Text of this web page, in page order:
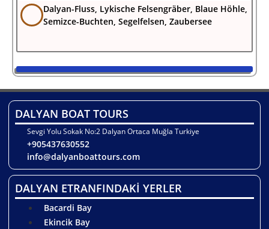
Dalyan-Fluss, Lykische Felsengräber, Blaue Höhle,
Semizce-Buchten, Segelfelsen, Zaubersee
DALYAN BOAT TOURS
Sevgi Yolu Sokak No:2 Dalyan Ortaca Muğla Turkiye
+905437630552
info@dalyanboattours.com
DALYAN ETRANFINDAKİ YERLER
Bacardi Bay
Ekincik Bay